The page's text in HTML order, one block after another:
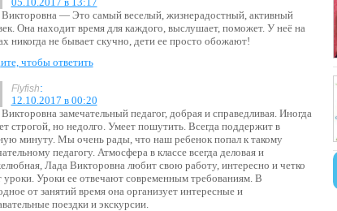
— Это самый веселый, жизнерадостный, активный
Она находит время для каждого, выслушает, поможет. У неё на
никогда не бывает скучно, дети ее просто обожают!
чтобы ответить
Flyfish:
12.10.2017 в 00:20
замечательный педагог, добрая и справедливая. Иногда
строгой, но недолго. Умеет пошутить. Всегда поддержит в
минуту. Мы очень рады, что наш ребенок попал к такому
педагогу. Атмосфера в классе всегда деловая и
Лада Викторовна любит свою работу, интересно и четко
уроки. Уроки ее отвечают современным требованиям. В
от занятий время она организует интересные и
поездки и экскурсии.